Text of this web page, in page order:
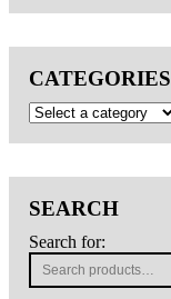
CATEGORIES
SEARCH
Search for: